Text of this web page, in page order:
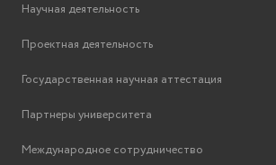
Научная деятельность
Проектная деятельность
Государственная научная аттестация
Партнеры университета
Международное сотрудничество